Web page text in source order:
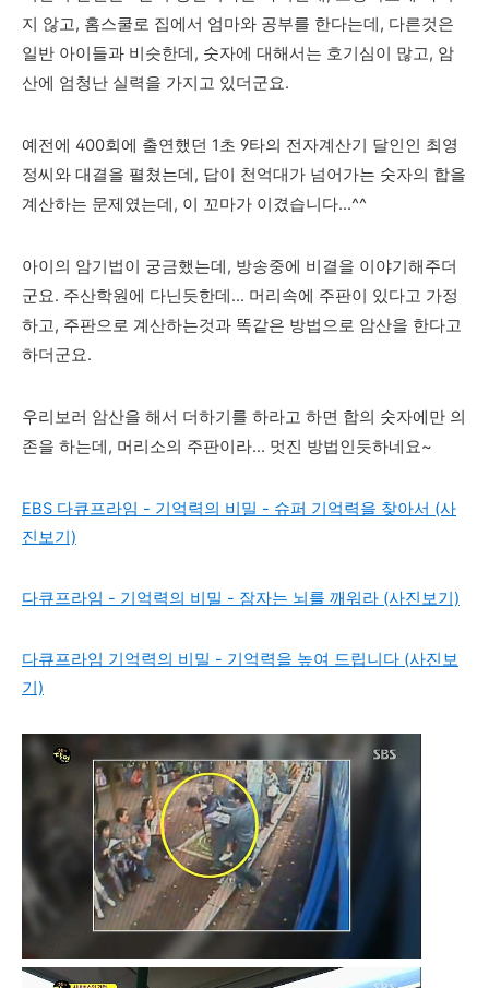
지 않고, 홈스쿨로 집에서 엄마와 공부를 한다는데, 다른것은
일반 아이들과 비슷한데, 숫자에 대해서는 호기심이 많고, 암
산에 엄청난 실력을 가지고 있더군요.
예전에 400회에 출연했던 1초 9타의 전자계산기 달인인 최영
정씨와 대결을 펼쳤는데, 답이 천억대가 넘어가는 숫자의 합을
계산하는 문제였는데, 이 꼬마가 이겼습니다...^^
아이의 암기법이 궁금했는데, 방송중에 비결을 이야기해주더
군요. 주산학원에 다닌듯한데... 머리속에 주판이 있다고 가정
하고, 주판으로 계산하는것과 똑같은 방법으로 암산을 한다고
하더군요.
우리보러 암산을 해서 더하기를 하라고 하면 합의 숫자에만 의
존을 하는데, 머리소의 주판이라... 멋진 방법인듯하네요~
EBS 다큐프라임 - 기억력의 비밀 - 슈퍼 기억력을 찾아서 (사
진보기)
다큐프라임 - 기억력의 비밀 - 잠자는 뇌를 깨워라 (사진보기)
다큐프라임 기억력의 비밀 - 기억력을 높여 드립니다 (사진보
기)